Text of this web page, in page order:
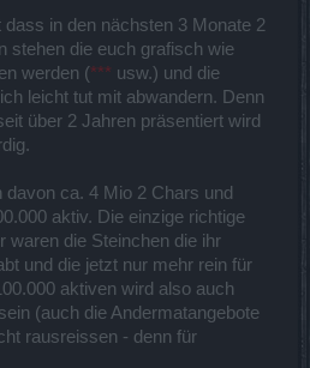
in den nächsten 3 Monate 2
stehen die euch grafisch wie
werden (*** usw.) und die
leicht tut mit abwandern. Denn
über 2 Jahren präsentiert wird
davon ca. 4 Mio 2 Chars und
aktiv. Die einzige richtige
waren die Steinchen die ihr
und die jetzt nur mehr rein für
aktiven wird also auch
(auch die Andermatangebote
rausreissen - denn für